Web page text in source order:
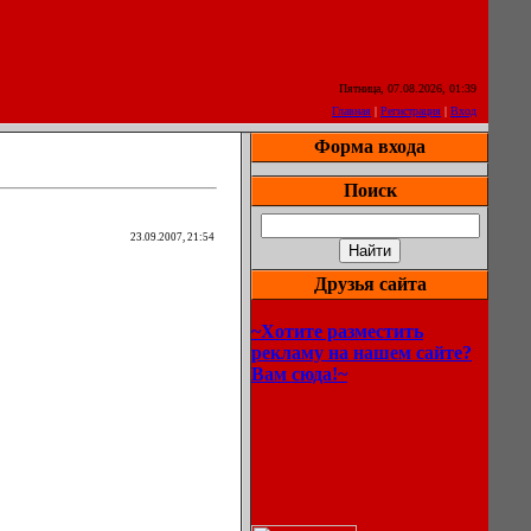
Пятница, 07.08.2026, 01:39
Главная | Регистрация | Вход
23.09.2007, 21:54
Форма входа
Поиск
Друзья сайта
~Хотите разместить
рекламу на нашем сайте?
Вам сюда!~